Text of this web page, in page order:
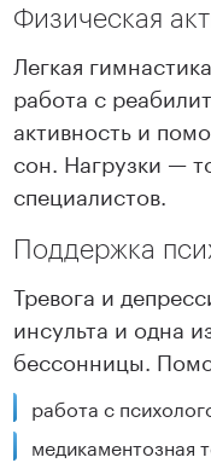
Физическая
Легкая
работа с
активность и
сон. Нагрузки —
специалистов.
Поддержка
Тревога и
инсульта и одна
бессонницы.
работа с
медикаментозная